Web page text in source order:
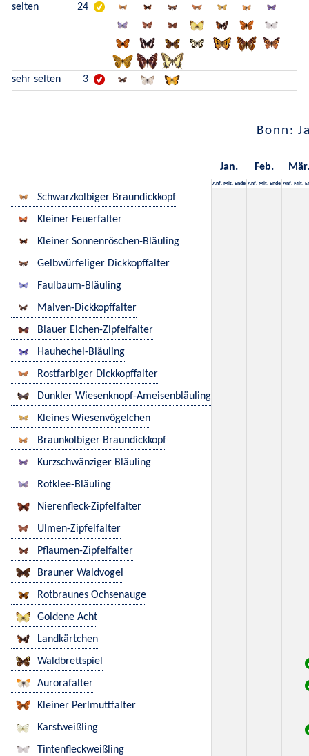
selten 24
sehr selten 3
Bonn:
Jan. Feb. Mär.
Anf. Mit. Ende Anf. Mit. Ende Anf. Mit.
Schwarzkolbiger Braundickkopf
Kleiner Feuerfalter
Kleiner Sonnenröschen-Bläuling
Gelbwürfeliger Dickkopffalter
Faulbaum-Bläuling
Malven-Dickkopffalter
Blauer Eichen-Zipfelfalter
Hauhechel-Bläuling
Rostfarbiger Dickkopffalter
Dunkler Wiesenknopf-Ameisenbläuling
Kleines Wiesenvögelchen
Braunkolbiger Braundickkopf
Kurzschwänziger Bläuling
Rotklee-Bläuling
Nierenfleck-Zipfelfalter
Ulmen-Zipfelfalter
Pflaumen-Zipfelfalter
Brauner Waldvogel
Rotbraunes Ochsenauge
Goldene Acht
Landkärtchen
Waldbrettspiel
Aurorafalter
Kleiner Perlmuttfalter
Karstweißling
Tintenfleckweißling